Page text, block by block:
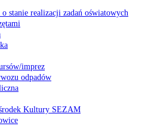
stanie realizacji zadań oświatowych
imprez
odpadów
Kultury SEZAM